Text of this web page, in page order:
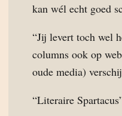
kan wél echt goed
“Jij levert toch wel
columns ook op
oude media)
“Literaire